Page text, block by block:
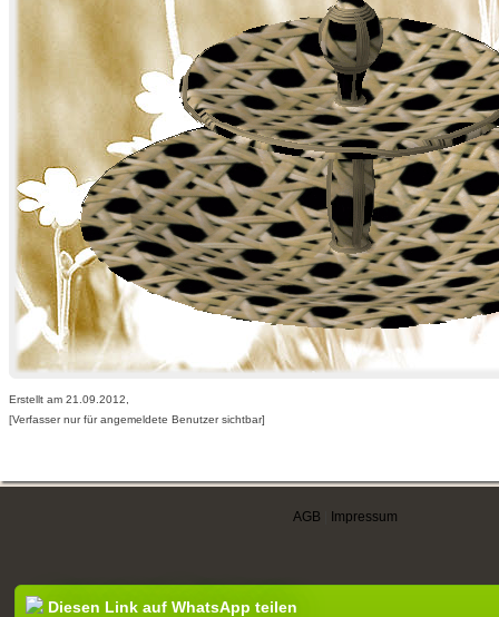
Erstellt am 21.09.2012,
[Verfasser nur für angemeldete Benutzer sichtbar]
AGB Impressum
Diesen Link auf WhatsApp teilen